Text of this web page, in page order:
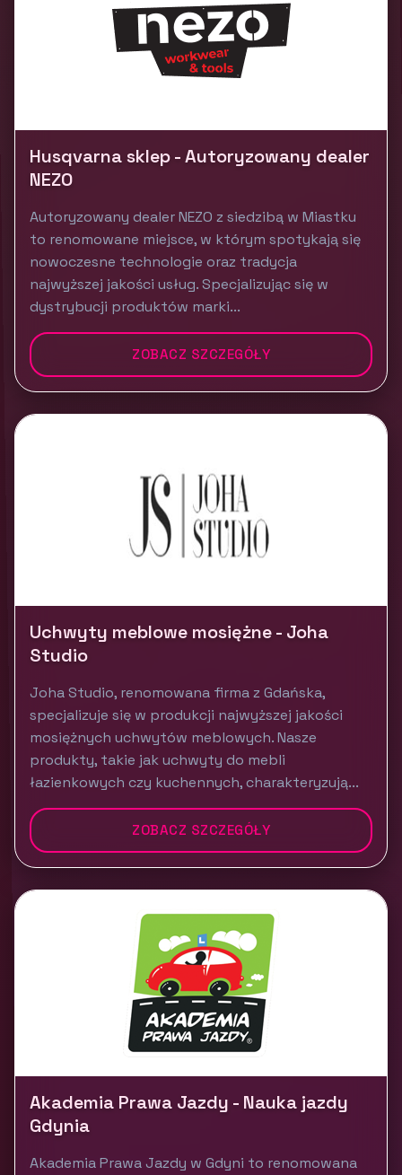
Husqvarna sklep - Autoryzowany dealer
NEZO
Autoryzowany dealer NEZO z siedzibą w Miastku
to renomowane miejsce, w którym spotykają się
nowoczesne technologie oraz tradycja
najwyższej jakości usług. Specjalizując się w
dystrybucji produktów marki...
ZOBACZ SZCZEGÓŁY
Uchwyty meblowe mosiężne - Joha
Studio
Joha Studio, renomowana firma z Gdańska,
specjalizuje się w produkcji najwyższej jakości
mosiężnych uchwytów meblowych. Nasze
produkty, takie jak uchwyty do mebli
łazienkowych czy kuchennych, charakteryzują...
ZOBACZ SZCZEGÓŁY
Akademia Prawa Jazdy - Nauka jazdy
Gdynia
Akademia Prawa Jazdy w Gdyni to renomowana